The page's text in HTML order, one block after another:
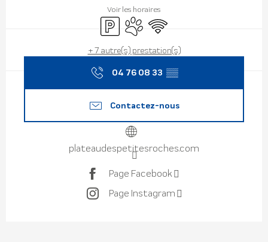
Voir les horaires
ParkingAnimaux acceptés
WiFi
+ 7 autre(s) prestation(s)
04 76 08 33 ▒▒
Contactez-nous
plateaudespetitesroches.com
Page Facebook
Page Instagram